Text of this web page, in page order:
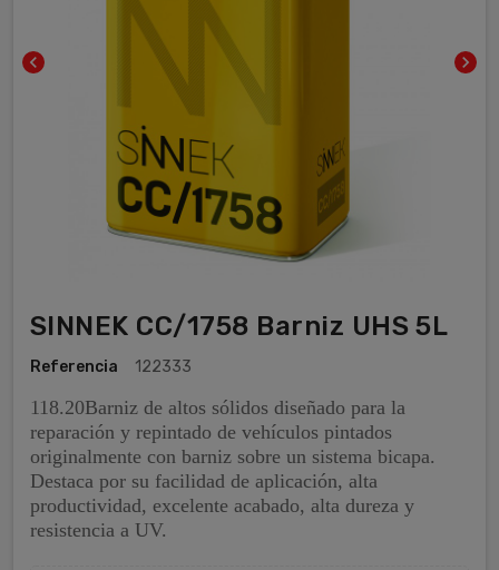
chevron_left chevron_right
SINNEK CC/1758 Barniz UHS 5L
Referencia 122333
118.20Barniz de altos sólidos diseñado para la
reparación y repintado de vehículos pintados
originalmente con barniz sobre un sistema bicapa.
Destaca por su facilidad de aplicación, alta
productividad, excelente acabado, alta dureza y
resistencia a UV.